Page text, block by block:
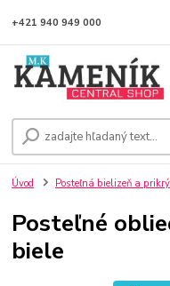
+421 940 949 000
Úvod Posteľná bielizeň a
Posteľné
biele